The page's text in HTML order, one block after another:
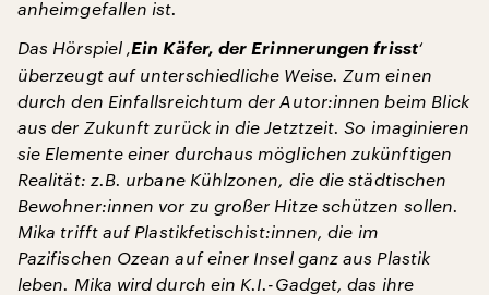
anheimgefallen ist.
Das Hörspiel ‚Ein Käfer, der Erinnerungen frisst‘
überzeugt auf unterschiedliche Weise. Zum einen
durch den Einfallsreichtum der Autor:innen beim Blick
aus der Zukunft zurück in die Jetztzeit. So imaginieren
sie Elemente einer durchaus möglichen zukünftigen
Realität: z.B. urbane Kühlzonen, die die städtischen
Bewohner:innen vor zu großer Hitze schützen sollen.
Mika trifft auf Plastikfetischist:innen, die im
Pazifischen Ozean auf einer Insel ganz aus Plastik
leben. Mika wird durch ein K.I.-Gadget, das ihre